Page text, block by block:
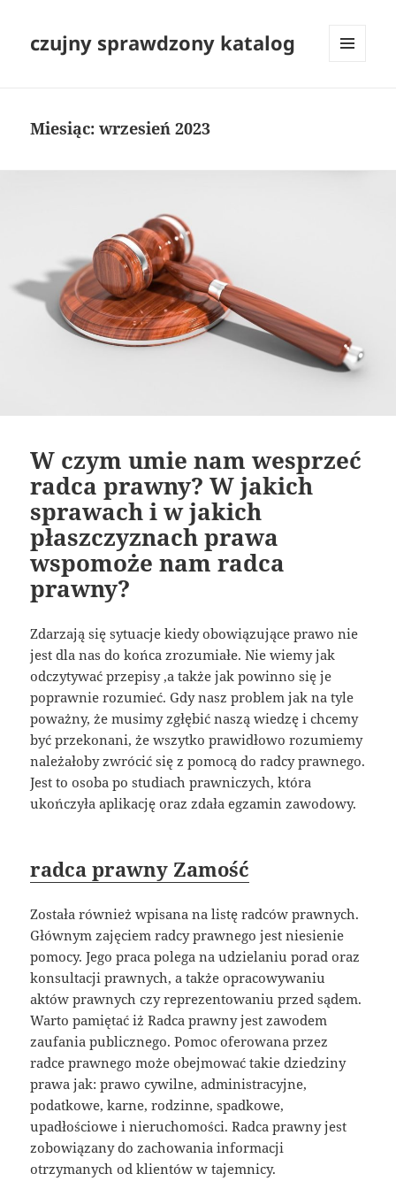
czujny sprawdzony katalog
Miesiąc:wrzesień 2023
W czym umie nam wesprzeć
radca prawny? W jakich
sprawach i w jakich
płaszczyznach prawa
wspomoże nam radca
prawny?
Zdarzają się sytuacje kiedy obowiązujące prawo nie
jest dla nas do końca zrozumiałe. Nie wiemy jak
odczytywać przepisy ,a także jak powinno się je
poprawnie rozumieć. Gdy nasz problem jak na tyle
poważny, że musimy zgłębić naszą wiedzę i chcemy
być przekonani, że wszytko prawidłowo rozumiemy
należałoby zwrócić się z pomocą do radcy prawnego.
Jest to osoba po studiach prawniczych, która
ukończyła aplikację oraz zdała egzamin zawodowy.
radca prawny Zamość
Została również wpisana na listę radców prawnych.
Głównym zajęciem radcy prawnego jest niesienie
pomocy. Jego praca polega na udzielaniu porad oraz
konsultacji prawnych, a także opracowywaniu
aktów prawnych czy reprezentowaniu przed sądem.
Warto pamiętać iż Radca prawny jest zawodem
zaufania publicznego. Pomoc oferowana przez
radce prawnego może obejmować takie dziedziny
prawa jak: prawo cywilne, administracyjne,
podatkowe, karne, rodzinne, spadkowe,
upadłościowe i nieruchomości. Radca prawny jest
zobowiązany do zachowania informacji
otrzymanych od klientów w tajemnicy.